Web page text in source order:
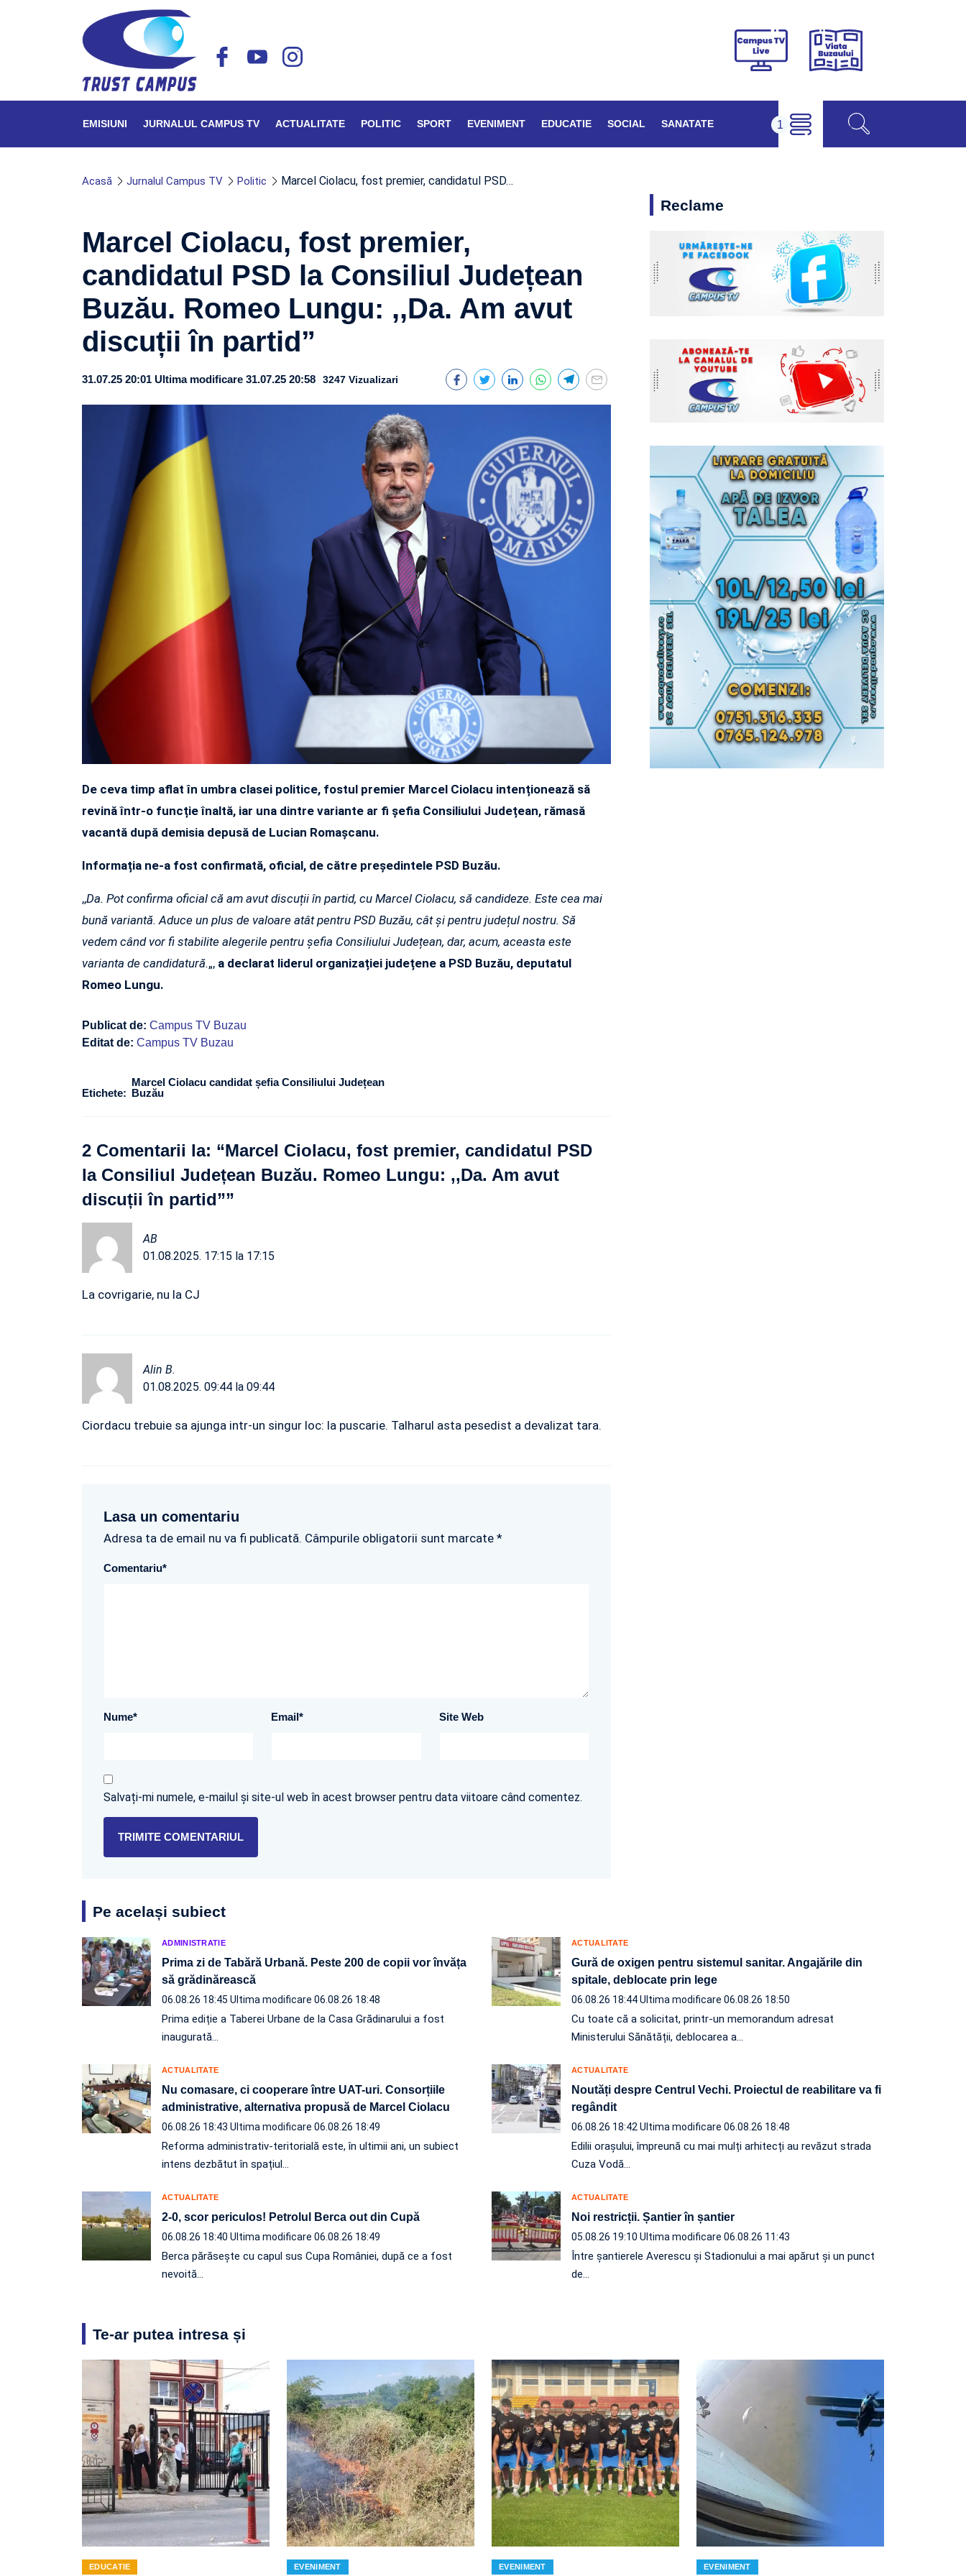
Campus
Viața
EMISIUNI JURNALUL CAMPUS TV ACTUALITATE POLITIC SPORT EVENIMENT EDUCATIE SOCIAL SANATATE
Acasă Jurnalul Campus TV Politic Marcel Ciolacu, fost premier, candidatul PSD…
Marcel Ciolacu, fost premier,
candidatul PSD la Consiliul Județean
Buzău. Romeo Lungu: ,,Da. Am avut
discuții în partid”
31.07.25 20:01 Ultima modificare 31.07.25 20:58 3247 Vizualizari
De ceva timp aflat în umbra clasei politice, fostul premier Marcel Ciolacu intenționează să
revină într-o funcție înaltă, iar una dintre variante ar fi șefia Consiliului Județean, rămasă
vacantă după demisia depusă de Lucian Romașcanu.
Informația ne-a fost confirmată, oficial, de către președintele PSD Buzău.
,,Da. Pot confirma oficial că am avut discuții în partid, cu Marcel Ciolacu, să candideze. Este cea mai
bună variantă. Aduce un plus de valoare atât pentru PSD Buzău, cât și pentru județul nostru. Să
vedem când vor fi stabilite alegerile pentru șefia Consiliului Județean, dar, acum, aceasta este
varianta de candidatură.„, a declarat liderul organizației județene a PSD Buzău, deputatul
Romeo Lungu.
Publicat de: Campus TV Buzau
Editat de: Campus TV Buzau
Etichete:
Marcel Ciolacu candidat șefia Consiliului Județean
Buzău
2 Comentarii la: “Marcel Ciolacu, fost premier, candidatul PSD
la Consiliul Județean Buzău. Romeo Lungu: ,,Da. Am avut
discuții în partid””
AB
01.08.2025. 17:15 la 17:15
La covrigarie, nu la CJ
Alin B.
01.08.2025. 09:44 la 09:44
Ciordacu trebuie sa ajunga intr-un singur loc: la puscarie. Talharul asta pesedist a devalizat tara.
Lasa un comentariu
Adresa ta de email nu va fi publicată. Câmpurile obligatorii sunt marcate *
Comentariu*
Nume* Email* Site Web
Salvați-mi numele, e-mailul și site-ul web în acest browser pentru data viitoare când comentez.
Reclame
Pe același subiect
ADMINISTRATIE
Prima zi de Tabără Urbană. Peste 200 de copii vor învăța
să grădinărească
06.08.26 18:45 Ultima modificare 06.08.26 18:48
Prima ediție a Taberei Urbane de la Casa Grădinarului a fost
inaugurată…
ACTUALITATE
Gură de oxigen pentru sistemul sanitar. Angajările din
spitale, deblocate prin lege
06.08.26 18:44Ultima modificare 06.08.26 18:50
Cu toate că a solicitat, printr-un memorandum adresat
Ministerului Sănătății, deblocarea a…
ACTUALITATE
Nu comasare, ci cooperare între UAT-uri. Consorțiile
administrative, alternativa propusă de Marcel Ciolacu
06.08.26 18:43 Ultima modificare 06.08.26 18:49
Reforma administrativ-teritorială este, în ultimii ani, un subiect
intens dezbătut în spațiul…
ACTUALITATE
Noutăți despre Centrul Vechi. Proiectul de reabilitare va fi
regândit
06.08.26 18:42 Ultima modificare 06.08.26 18:48
Edilii orașului, împreună cu mai mulți arhitecți au revăzut strada
Cuza Vodă…
ACTUALITATE
2-0, scor periculos! Petrolul Berca out din Cupă
06.08.26 18:40 Ultima modificare 06.08.26 18:49
Berca părăsește cu capul sus Cupa României, după ce a fost
nevoită…
ACTUALITATE
Noi restricții. Șantier în șantier
05.08.26 19:10 Ultima modificare 06.08.26 11:43
Între șantierele Averescu și Stadionului a mai apărut și un punct
de…
Te-ar putea intresa și
EDUCATIE EVENIMENT EVENIMENT EVENIMENT